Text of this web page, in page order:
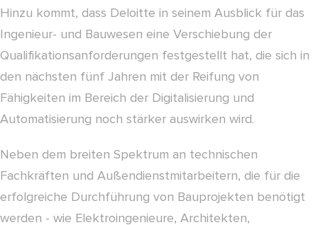
Hinzu kommt, dass Deloitte in seinem Ausblick für das
Ingenieur- und Bauwesen eine Verschiebung der
Qualifikationsanforderungen festgestellt hat, die sich in
den nächsten fünf Jahren mit der Reifung von
Fähigkeiten im Bereich der Digitalisierung und
Automatisierung noch stärker auswirken wird.
Neben dem breiten Spektrum an technischen
Fachkräften und Außendienstmitarbeitern, die für die
erfolgreiche Durchführung von Bauprojekten benötigt
werden - wie Elektroingenieure, Architekten,